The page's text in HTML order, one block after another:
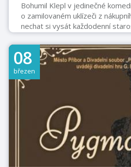
Bohumil Klepl v jedinečné
o zamilovaném uklízeči z
nechat si vysát každodenní
podívat na tuto romantickou
eskapád, neuvěřitelných
nárazů na držku a snění. Patrik
s Evou Holubovou a režisér
man show Caveman,
talent Bohumila Klepla v
08
březen